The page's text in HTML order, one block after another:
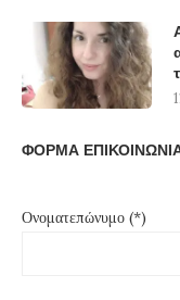
ΦΟΡΜΑ
Ονοματεπώνυμο (*)